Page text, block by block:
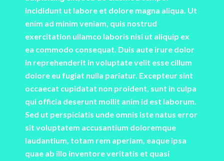
incididunt ut labore et dolore magna aliqua. Ut
enim ad minim veniam, quis nostrud
exercitation ullamco laboris nisi ut aliquip ex
ea commodo consequat. Duis aute irure dolor
in reprehenderit in voluptate velit esse cillum
dolore eu fugiat nulla pariatur. Excepteur sint
occaecat cupidatat non proident, sunt in culpa
qui officia deserunt mollit anim id est laborum.
Sed ut perspiciatis unde omnis iste natus error
sit voluptatem accusantium doloremque
laudantium, totam rem aperiam, eaque ipsa
quae ab illo inventore veritatis et quasi